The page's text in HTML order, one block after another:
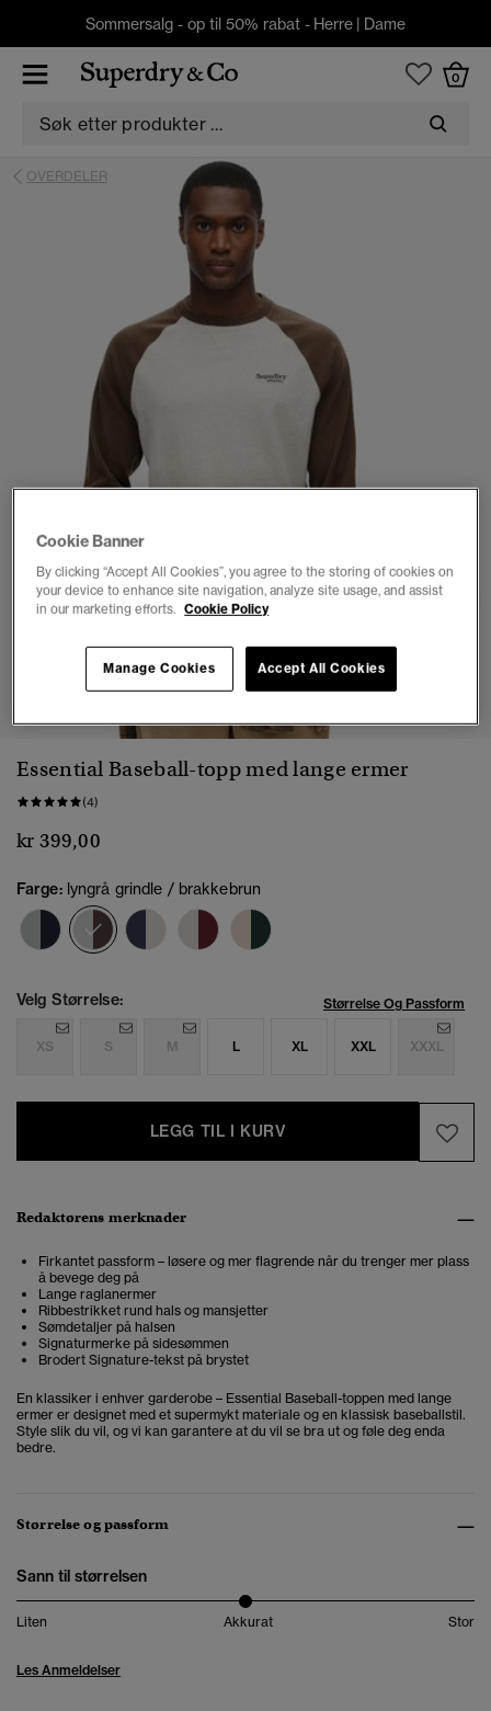
Sommersalg - op til 50% rabat - Herre | Dame
0
OVERDELER
1 2 4 5 6
Essential Baseball-topp med lange ermer
(4)
kr 399,00
Farge: lyngrå grindle / brakkebrun
valgt
Velg Størrelse: Størrelse Og Passform
XS S M L XL XXL XXXL
LEGG TIL I KURV
Redaktørens merknader
Firkantet passform – løsere og mer flagrende når du trenger mer plass
å bevege deg på
Lange raglanermer
Ribbestrikket rund hals og mansjetter
Sømdetaljer på halsen
Signaturmerke på sidesømmen
Brodert Signature-tekst på brystet
En klassiker i enhver garderobe – Essential Baseball-toppen med lange
ermer er designet med et supermykt materiale og en klassisk baseballstil.
Style slik du vil, og vi kan garantere at du vil se bra ut og føle deg enda
bedre.
Størrelse og passform
Sann til størrelsen
Liten Akkurat Stor
Les Anmeldelser
Cookie Banner
By clicking “Accept All Cookies”, you agree to the storing of cookies on
your device to enhance site navigation, analyze site usage, and assist
in our marketing efforts. Cookie Policy
Accept All Cookies
Manage Cookies